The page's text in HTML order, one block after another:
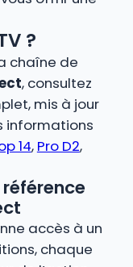
?
chaîne de
, consultez
mis à jour
informations
14, Pro D2,
accès à un
chaque